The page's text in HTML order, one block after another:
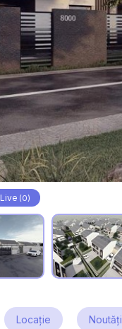
Live (0)
Locație Noutăți